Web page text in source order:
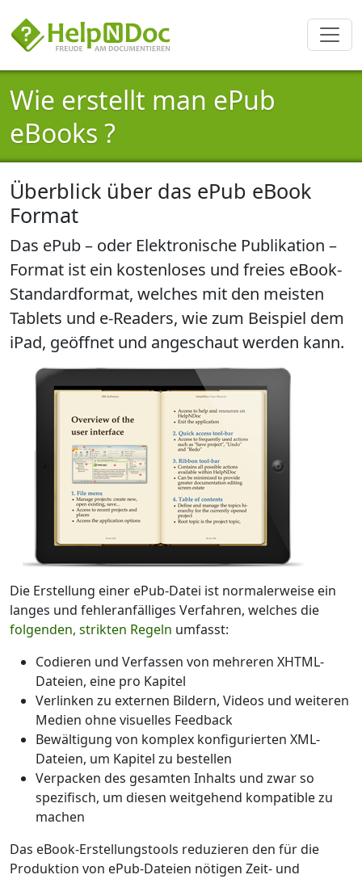
Wie erstellt man ePub
eBooks ?
Überblick über das ePub eBook
Format
Das ePub– oder Elektronische Publikation –
Format ist ein kostenloses und freies eBook-
Standardformat, welches mit den meisten
Tablets und e-Readers, wie zum Beispiel dem
iPad, geöffnet und angeschaut werden kann.
Die Erstellung einer ePub-Datei ist normalerweise ein
langes und fehleranfälliges Verfahren, welches die
folgenden, strikten Regeln umfasst:
Codieren und Verfassen von mehreren XHTML-
Dateien, eine pro Kapitel
Verlinken zu externen Bildern, Videos und weiteren
Medien ohne visuelles Feedback
Bewältigung von komplex konfigurierten XML-
Dateien, um Kapitel zu bestellen
Verpacken des gesamten Inhalts und zwar so
spezifisch, um diesen weitgehend kompatible zu
machen
Das eBook-Erstellungstools reduzieren den für die
Produktion von ePub-Dateien nötigen Zeit- und